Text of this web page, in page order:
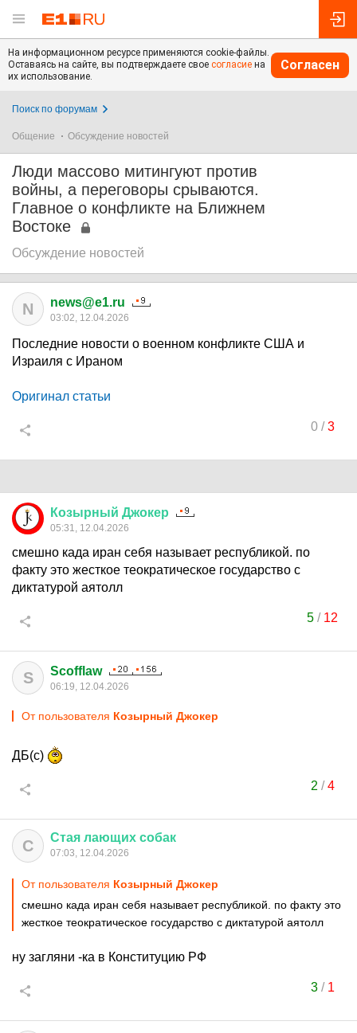
На информационном ресурсе применяются cookie-файлы.
Оставаясь на сайте, вы подтверждаете свое согласие на
их использование.
Согласен
Поиск по форумам
Общение Обсуждение новостей
Люди массово митингуют против
войны, а переговоры срываются.
Главное о конфликте на Ближнем
Востоке
Обсуждение новостей
N news@e1.ru
03:02, 12.04.2026
Последние новости о военном конфликте США и
Израиля с Ираном
Оригинал статьи
0/3
Козырный Джокер
05:31, 12.04.2026
смешно када иран себя называет республикой. по
факту это жесткое теократическое государство с
диктатурой аятолл
5 / 12
S Scofflaw
06:19, 12.04.2026
От пользователя Козырный Джокер
ДБ(с)
2 /4
С Стая лающих собак
07:03, 12.04.2026
От пользователя Козырный Джокер
смешно када иран себя называет республикой. по факту это
жесткое теократическое государство с диктатурой аятолл
ну загляни -ка в Конституцию РФ
3/ 1